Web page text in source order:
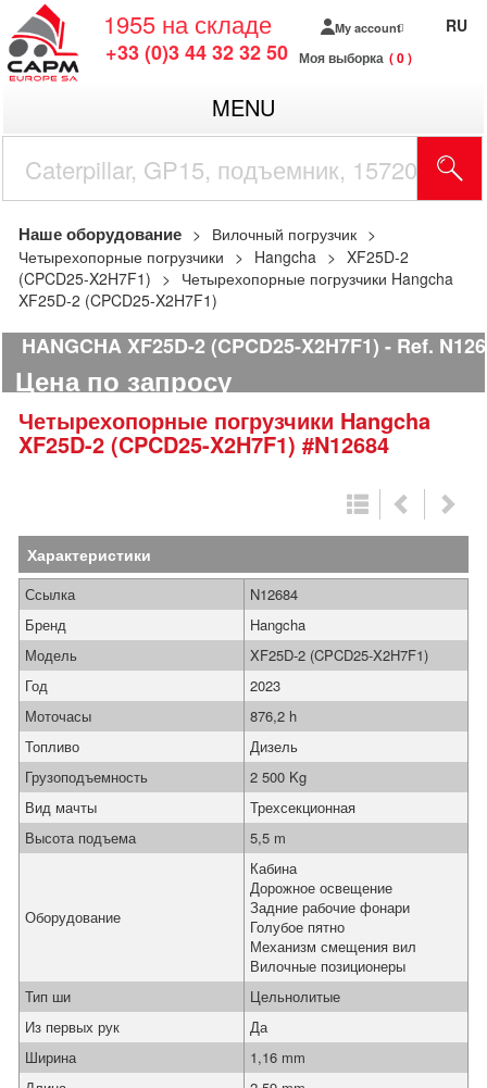
1955 на складе
+33 (0)3 44 32 32 50
My account
Моя выборка 0
RU
MENU
Наше оборудование
Вилочный погрузчик
Четырехопорные погрузчики
Hangcha
XF25D-2
(CPCD25-X2H7F1)
Четырехопорные погрузчики Hangcha
XF25D-2 (CPCD25-X2H7F1)
HANGCHA XF25D-2 (CPCD25-X2H7F1) Ref.
Цена по запросу
Четырехопорные погрузчики Hangcha
XF25D-2 (CPCD25-X2H7F1) #N12684
Характеристики
Ссылка
N12684
Бренд
Hangcha
Модель
XF25D-2 (CPCD25-X2H7F1)
Год
2023
Моточасы
876,2 h
Топливо
Дизель
Грузоподъемность
2 500 Kg
Вид мачты
Трехсекционная
Высота подъема
5,5 m
Оборудование
Кабина
Дорожное освещение
Задние рабочие фонари
Голубое пятно
Механизм смещения вил
Вилочные позиционеры
Тип ши
Цельнолитые
Из первых рук
Да
Ширина
1,16 mm